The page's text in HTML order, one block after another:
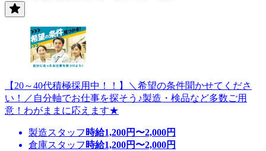
【20～40代積極採用中！！】＼希望の条件聞かせてくださ
い！／自分軸でお仕事を探そう♪製造・検品など多数ご用
意！わがままに応えます★
製造スタッフ 時給1,200円〜2,000円
倉庫スタッフ 時給1,200円〜2,000円